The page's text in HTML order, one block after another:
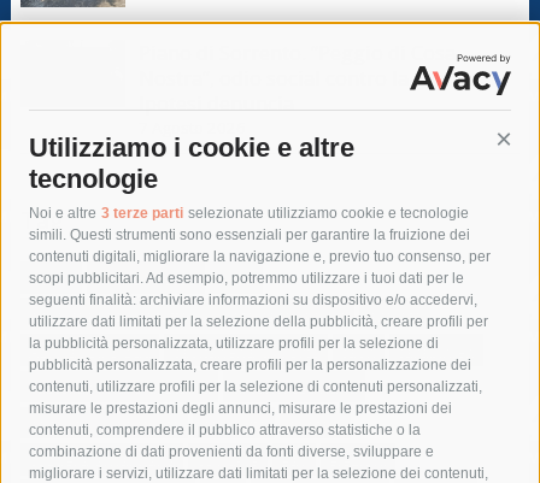
Utilizziamo i cookie e altre
tecnologie
Noi e altre 3 terze parti selezionate utilizziamo cookie e tecnologie
simili. Questi strumenti sono essenziali per garantire la fruizione dei
contenuti digitali, migliorare la navigazione e, previo tuo consenso, per
scopi pubblicitari. Ad esempio, potremmo utilizzare i tuoi dati per le
seguenti finalità: archiviare informazioni su dispositivo e/o accedervi,
utilizzare dati limitati per la selezione della pubblicità, creare profili per
la pubblicità personalizzata, utilizzare profili per la selezione di
pubblicità personalizzata, creare profili per la personalizzazione dei
contenuti, utilizzare profili per la selezione di contenuti personalizzati,
misurare le prestazioni degli annunci, misurare le prestazioni dei
contenuti, comprendere il pubblico attraverso statistiche o la
combinazione di dati provenienti da fonti diverse, sviluppare e
migliorare i servizi, utilizzare dati limitati per la selezione dei contenuti,
Nostra”, odio social contro la giunta.
Ipotesi denuncia
Tag
acqua allerta meteo
anas
area marina protetta di punta campanella
arresto
Asl Napoli 3 sud
capitaneria di porto capri
carabinieri
castellammare di stabia
circumvesuviana
comune di sorrento
concerto
contagi
costiera amalfitana
covid-19 eav
elezioni